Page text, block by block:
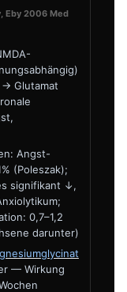
Eby 2006 Med
Glutamat
Angst-
(Poleszak);
signifikant ↓,
0,7–1,2
darunter)
— Wirkung